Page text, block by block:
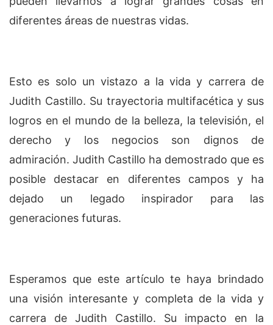
diferentes áreas de nuestras vidas.
Esto es solo un vistazo a la vida y carrera de
Judith Castillo. Su trayectoria multifacética y sus
logros en el mundo de la belleza, la televisión, el
derecho y los negocios son dignos de
admiración. Judith Castillo ha demostrado que es
posible destacar en diferentes campos y ha
dejado un legado inspirador para las
generaciones futuras.
Esperamos que este artículo te haya brindado
una visión interesante y completa de la vida y
carrera de Judith Castillo. Su impacto en la